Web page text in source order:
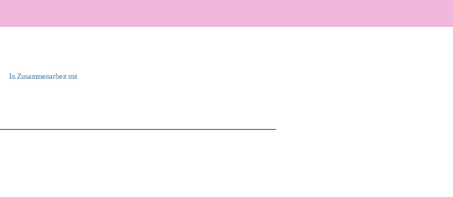
In Zusammenarbeit mit